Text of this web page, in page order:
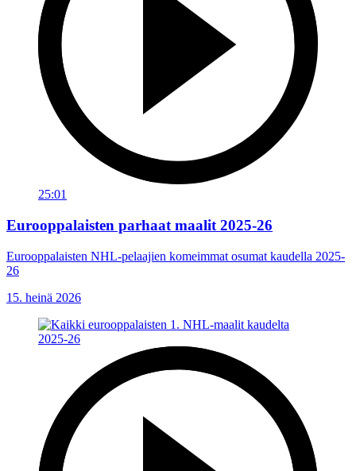
25:01
Eurooppalaisten parhaat maalit 2025-26
Eurooppalaisten NHL-pelaajien komeimmat osumat kaudella 2025-
26
15. heinä 2026